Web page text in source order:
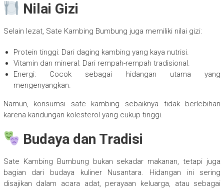
Nilai Gizi
Selain lezat, Sate Kambing Bumbung juga memiliki nilai gizi:
Protein tinggi: Dari daging kambing yang kaya nutrisi.
Vitamin dan mineral: Dari rempah-rempah tradisional.
Energi: Cocok sebagai hidangan utama yang
mengenyangkan.
Namun, konsumsi sate kambing sebaiknya tidak berlebihan
karena kandungan kolesterol yang cukup tinggi.
Budaya dan Tradisi
Sate Kambing Bumbung bukan sekadar makanan, tetapi juga
bagian dari budaya kuliner Nusantara. Hidangan ini sering
disajikan dalam acara adat, perayaan keluarga, atau sebagai